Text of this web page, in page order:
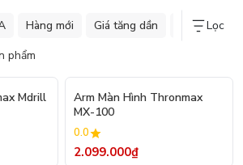
phẩm
Hàng mới Giá tăng dần Giá giảm dần
Lọc
Mdrill
Arm Màn Hình Thronmax
MX-100
0.0
2.099.000₫